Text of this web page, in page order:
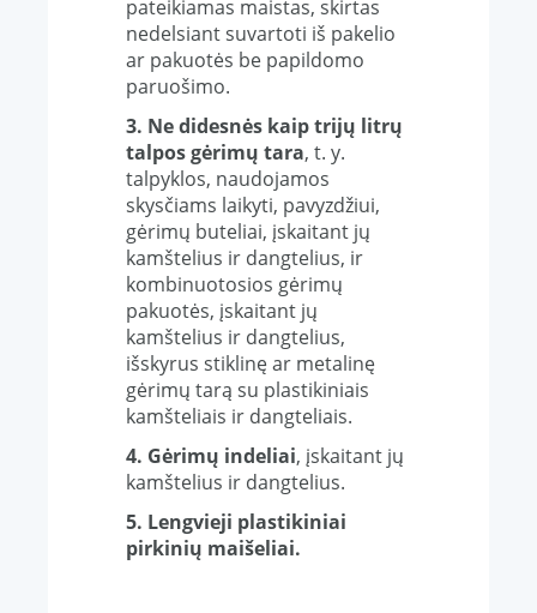
pateikiamas maistas, skirtas
nedelsiant suvartoti iš pakelio
ar pakuotės be papildomo
paruošimo.
3. Ne didesnės kaip trijų litrų
talpos gėrimų tara, t. y.
talpyklos, naudojamos
skysčiams laikyti, pavyzdžiui,
gėrimų buteliai, įskaitant jų
kamštelius ir dangtelius, ir
kombinuotosios gėrimų
pakuotės, įskaitant jų
kamštelius ir dangtelius,
išskyrus stiklinę ar metalinę
gėrimų tarą su plastikiniais
kamšteliais ir dangteliais.
4. Gėrimų indeliai, įskaitant jų
kamštelius ir dangtelius.
5. Lengvieji plastikiniai
pirkinių maišeliai.